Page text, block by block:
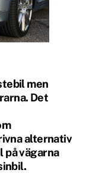
men
Det
alternativ
på vägarna